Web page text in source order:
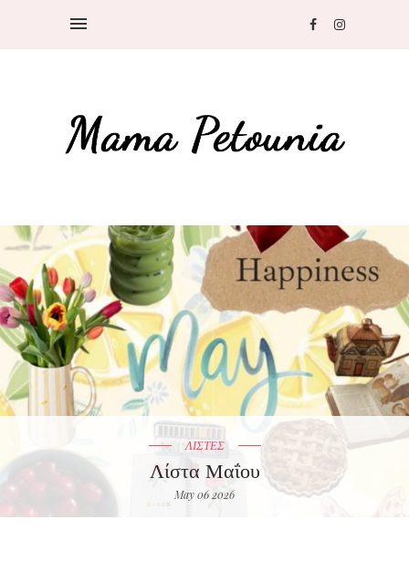
ΛΙΣΤΕΣ
Λίστα Μαΐου
May 06 2026